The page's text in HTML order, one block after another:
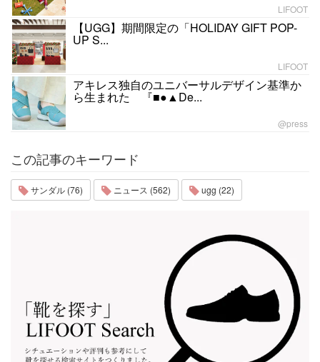
LIFOOT
【UGG】期間限定の「HOLIDAY GIFT POP-
UP S...
LIFOOT
アキレス独自のユニバーサルデザイン基準か
ら生まれた 『■●▲De...
@press
この記事のキーワード
サンダル (76) ニュース (562) ugg (22)